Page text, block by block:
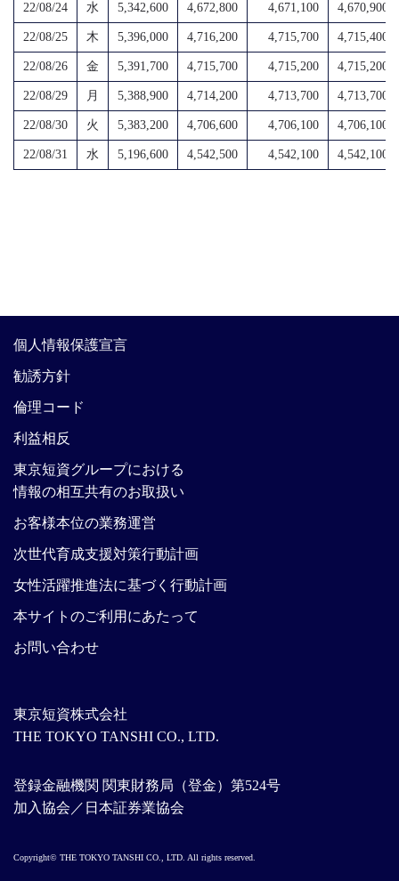
22/08/24 水 5,342,600 4,672,800 4,671,100 4,670,900
22/08/25 木 5,396,000 4,716,200 4,715,700 4,715,400
22/08/26 金 5,391,700 4,715,700 4,715,200 4,715,200
22/08/29 月 5,388,900 4,714,200 4,713,700 4,713,700
22/08/30 火 5,383,200 4,706,600 4,706,100 4,706,100
22/08/31 水 5,196,600 4,542,500 4,542,100 4,542,100
東京短資株式会社
THE TOKYO TANSHI CO., LTD.
登録金融機関 関東財務局（登金）第524号
加入協会／日本証券業協会
個人情報保護宣言
勧誘方針
倫理コード
利益相反
東京短資グループにおける
情報の相互共有のお取扱い
お客様本位の業務運営
次世代育成支援対策行動計画
女性活躍推進法に基づく行動計画
本サイトのご利用にあたって
お問い合わせ
Copyright© THE TOKYO TANSHI CO., LTD. All rights reserved.